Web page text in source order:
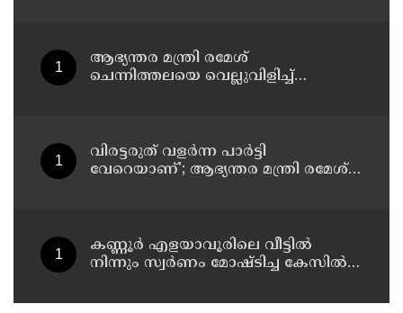
ആഭ്യന്തര മന്ത്രി രമേശ്
ചെന്നിത്തലയെ വെല്ലുവിളിച്ച്
വിരട്ടരുത് വളര്‍ന്ന പാര്‍ട്ടി
വേറെയാണ്'; ആഭ്യന്തര മന്ത്രി രമേശ്
കണ്ണൂർ എളയാവൂരിലെ വീട്ടിൽ
നിന്നും സ്വർണം മോഷ്ടിച്ച കേസിൽ